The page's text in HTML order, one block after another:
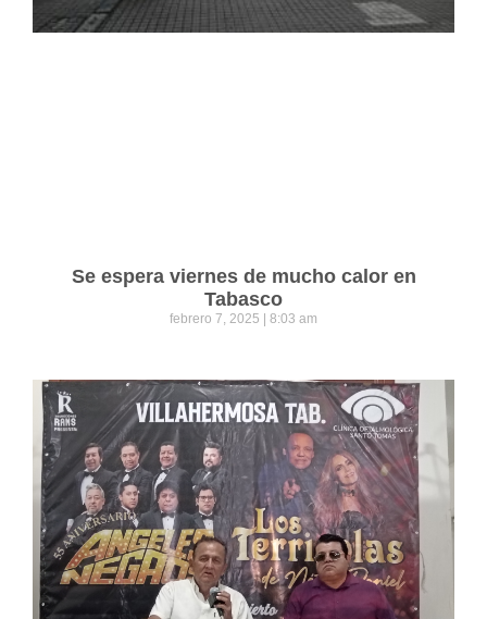
Se espera viernes de mucho calor en
Tabasco
febrero 7, 2025 8:03 am